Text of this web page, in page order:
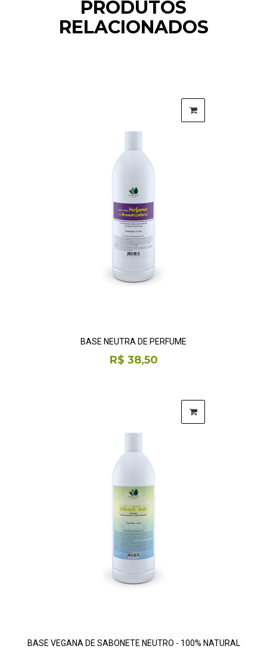
PRODUTOS
RELACIONADOS
BASE NEUTRA DE PERFUME
R$ 38,50
BASE VEGANA DE SABONETE NEUTRO - 100% NATURAL